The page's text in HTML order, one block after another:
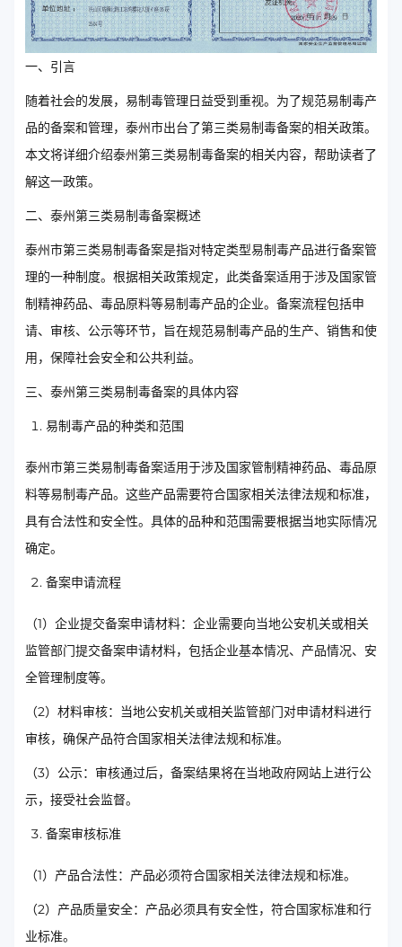
一、引言
随着社会的发展，易制毒管理日益受到重视。为了规范易制毒产
品的备案和管理，泰州市出台了第三类易制毒备案的相关政策。
本文将详细介绍泰州第三类易制毒备案的相关内容，帮助读者了
解这一政策。
二、泰州第三类易制毒备案概述
泰州市第三类易制毒备案是指对特定类型易制毒产品进行备案管
理的一种制度。根据相关政策规定，此类备案适用于涉及国家管
制精神药品、毒品原料等易制毒产品的企业。备案流程包括申
请、审核、公示等环节，旨在规范易制毒产品的生产、销售和使
用，保障社会安全和公共利益。
三、泰州第三类易制毒备案的具体内容
易制毒产品的种类和范围
泰州市第三类易制毒备案适用于涉及国家管制精神药品、毒品原
料等易制毒产品。这些产品需要符合国家相关法律法规和标准，
具有合法性和安全性。具体的品种和范围需要根据当地实际情况
确定。
备案申请流程
（1）企业提交备案申请材料：企业需要向当地公安机关或相关
监管部门提交备案申请材料，包括企业基本情况、产品情况、安
全管理制度等。
（2）材料审核：当地公安机关或相关监管部门对申请材料进行
审核，确保产品符合国家相关法律法规和标准。
（3）公示：审核通过后，备案结果将在当地政府网站上进行公
示，接受社会监督。
备案审核标准
（1）产品合法性：产品必须符合国家相关法律法规和标准。
（2）产品质量安全：产品必须具有安全性，符合国家标准和行
业标准。